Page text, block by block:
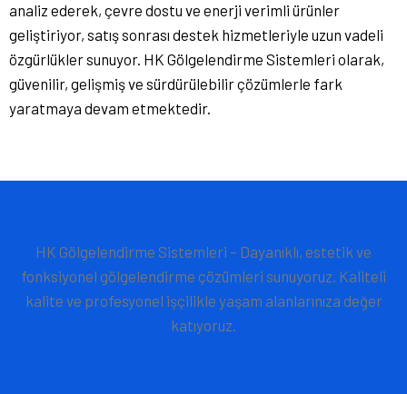
analiz ederek, çevre dostu ve enerji verimli ürünler
geliştiriyor, satış sonrası destek hizmetleriyle uzun vadeli
özgürlükler sunuyor. HK Gölgelendirme Sistemleri olarak,
güvenilir, gelişmiş ve sürdürülebilir çözümlerle fark
yaratmaya devam etmektedir.
HK Gölgelendirme Sistemleri – Dayanıklı, estetik ve
fonksiyonel gölgelendirme çözümleri sunuyoruz. Kaliteli
kalite ve profesyonel işçilikle yaşam alanlarınıza değer
katıyoruz.